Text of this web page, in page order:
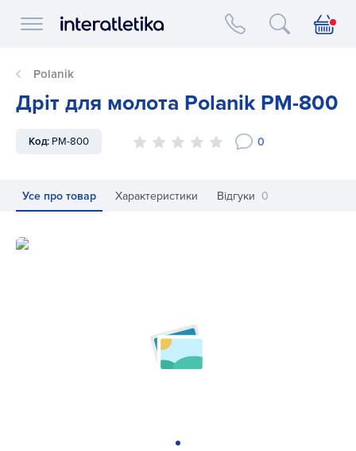
Interatletika logo
Polanik
Дріт для молота Polanik PM-800
Код: PM-800 0
Усе про товар Характеристики Відгуки 0
Дріт для молота Polanik PM-800